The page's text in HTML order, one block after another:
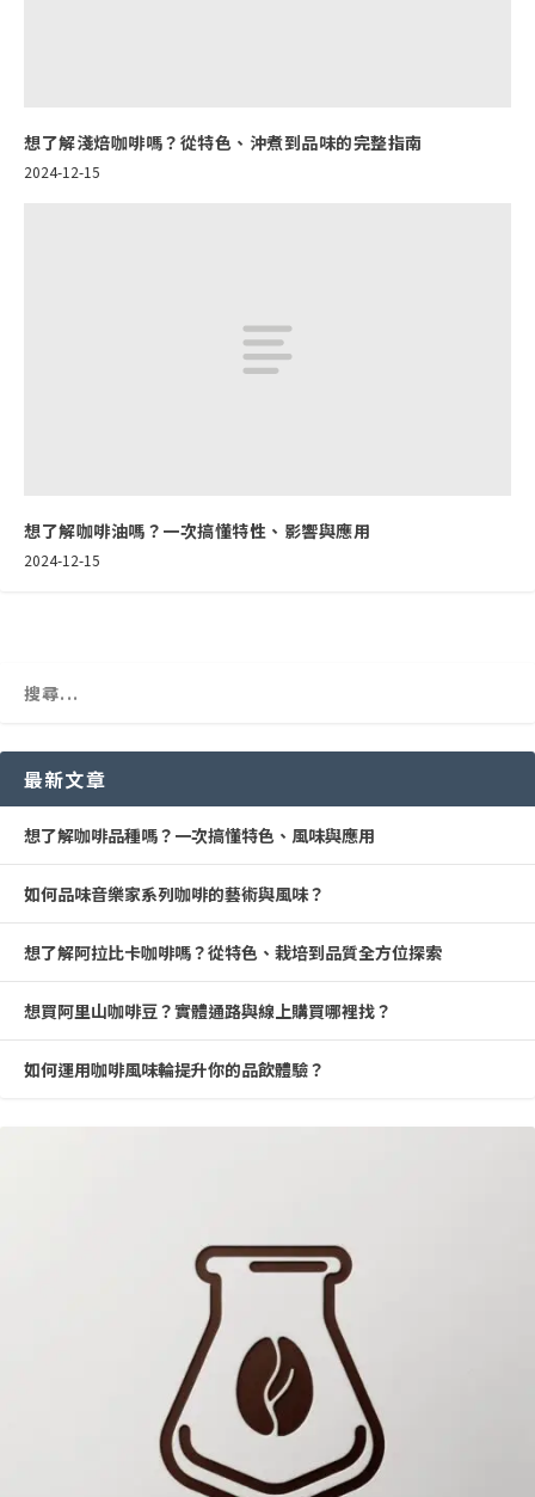
想了解淺焙咖啡嗎？從特色、沖煮到品味的完整指南
2024-12-15
想了解咖啡油嗎？一次搞懂特性、影響與應用
2024-12-15
最新文章
想了解咖啡品種嗎？一次搞懂特色、風味與應用
如何品味音樂家系列咖啡的藝術與風味？
想了解阿拉比卡咖啡嗎？從特色、栽培到品質全方位探索
想買阿里山咖啡豆？實體通路與線上購買哪裡找？
如何運用咖啡風味輪提升你的品飲體驗？